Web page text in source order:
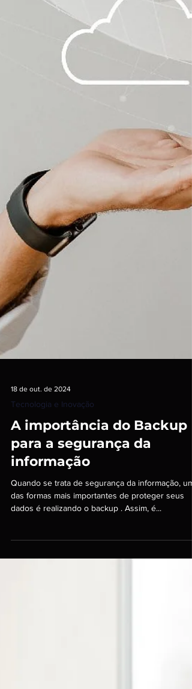
18 de out. de 2024
Tecnologia e Inovação
A importância do Backup
para a segurança da
informação